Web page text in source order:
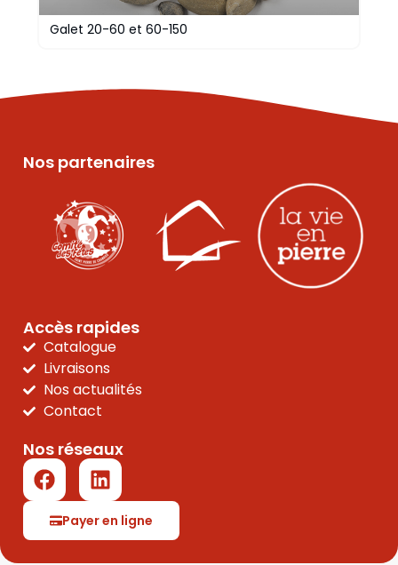
Galet 20-60 et 60-150
Nos partenaires
Accès rapides
Catalogue
Livraisons
Nos actualités
Contact
Nos réseaux
Payer en ligne